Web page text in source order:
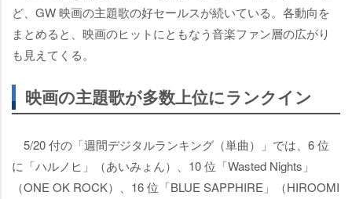
ど、GW 映画の主題歌の好セールスが続いている。各動向を
まとめると、映画のヒットにともなう音楽ファン層の広がり
も見えてくる。
映画の主題歌が多数上位にランクイン
5/20 付の「週間デジタルランキング（単曲）」では、6 位
に「ハルノヒ」（あいみょん）、10 位「Wasted Nights」
（ONE OK ROCK）、16 位「BLUE SAPPHIRE」（HIROOMI